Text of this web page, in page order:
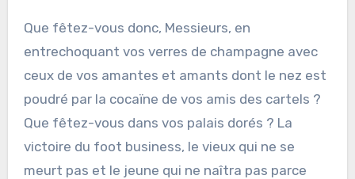
Que fêtez-vous donc, Messieurs, en
entrechoquant vos verres de champagne avec
ceux de vos amantes et amants dont le nez est
poudré par la cocaïne de vos amis des cartels ?
Que fêtez-vous dans vos palais dorés ? La
victoire du foot business, le vieux qui ne se
meurt pas et le jeune qui ne naîtra pas parce